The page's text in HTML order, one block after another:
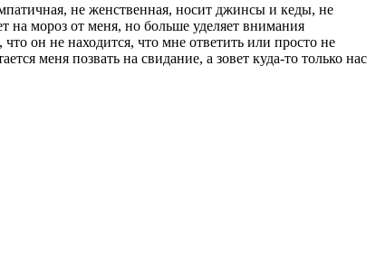
не женственная, носит джинсы и кеды, не
мороз от меня, но больше уделяет внимания
он не находится, что мне ответить или просто не
меня позвать на свидание, а зовет куда-то только нас